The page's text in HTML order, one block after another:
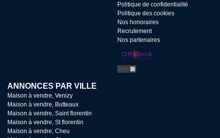
Politique de confidentialité
Politique des cookies
Nos honoraires
Recrutement
Nos partenaires
ANNONCES PAR VILLE
Maison à vendre, Venizy
Maison à vendre, Butteaux
Maison à vendre, Saint florentin
Maison à vendre, St florentin
Maison à vendre, Cheu